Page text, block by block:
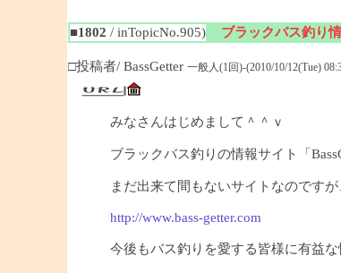
■1802 / inTopicNo.905)
ブラックバス釣り
□投稿者/ BassGetter 一般人(1回)-(2010/10/12(Tue)
みなさんはじめまして＾＾ｖ
ブラックバス釣りの情報サイト「
まだ出来て間もないサイトなのです
http://www.bass-getter.com
今後もバス釣りを愛する皆様に有益